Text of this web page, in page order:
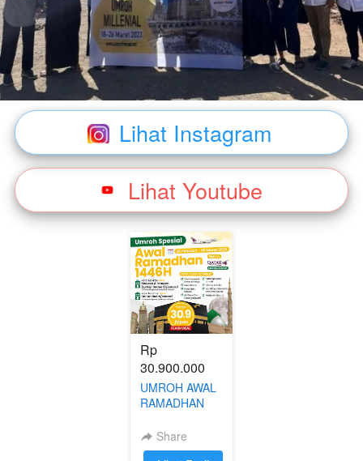
` Lihat Instagram
` Lihat Youtube
Rp
30.900.000
UMROH AWAL
RAMADHAN
26FEB -
06MAR 2025
Share